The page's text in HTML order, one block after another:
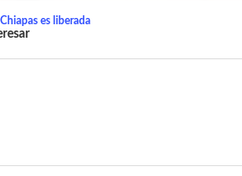
es liberada